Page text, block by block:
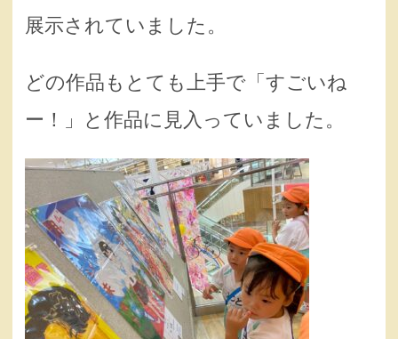
展示されていました。
どの作品もとても上手で「すごいね
ー！」と作品に見入っていました。